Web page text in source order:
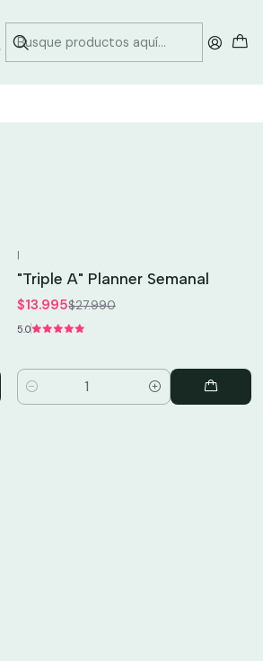
|
"Triple A" Planner Semanal
$13.995$27.990
5.0
Cantidad